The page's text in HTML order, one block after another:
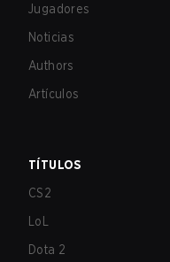
Jugadores
Noticias
Authors
Artículos
TÍTULOS
CS2
LoL
Dota 2